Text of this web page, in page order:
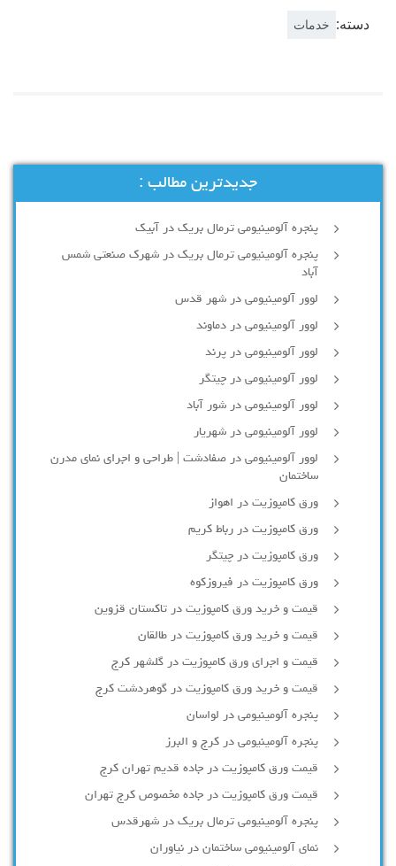
دسته: خدمات
جدیدترین مطالب :
پنجره آلومینیومی ترمال بریک در آبیک
پنجره آلومینیومی ترمال بریک در شهرک صنعتی شمس
آباد
لوور آلومینیومی در شهر قدس
لوور آلومینیومی در دماوند
لوور آلومینیومی در پرند
لوور آلومینیومی در چیتگر
لوور آلومینیومی در شور آباد
لوور آلومينيومي در شهريار
لوور آلومینیومی در صفادشت | طراحی و اجرای نمای مدرن
ساختمان
ورق کامپوزیت در اهواز
ورق کامپوزیت در رباط کریم
ورق کامپوزیت در چیتگر
ورق کامپوزیت در فیروزکوه
قیمت و خرید ورق کامپوزیت در تاکستان قزوین
قیمت و خرید ورق کامپوزیت در طالقان
قیمت و اجرای ورق کامپوزیت در گلشهر کرج
قیمت و خرید ورق کامپوزیت در گوهردشت کرج
پنجره آلومینیومی در لواسان
پنجره آلومینیومی در کرج و البرز
قیمت ورق کامپوزیت در جاده قدیم تهران کرج
قیمت ورق کامپوزیت در جاده مخصوص کرج تهران
پنجره آلومینیومی ترمال بریک در شهرقدس
نمای آلومینیومی ساختمان در نیاوران